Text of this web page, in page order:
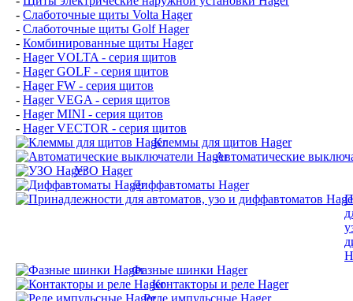
- Слаботочные щиты Volta Hager
- Слаботочные щиты Golf Hager
- Комбинированные щиты Hager
- Hager VOLTA - серия щитов
- Hager GOLF - серия щитов
- Hager FW - серия щитов
- Hager VEGA - серия щитов
- Hager MINI - серия щитов
- Hager VECTOR - серия щитов
Клеммы для щитов Hager
Автоматические
УЗО Hager
Диффавтоматы Hager
Фазные шинки Hager
Контакторы и реле Hager
Реле импульсные Hager